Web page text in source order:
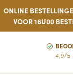
ONLINE
VOOR 16U00
4,9/5